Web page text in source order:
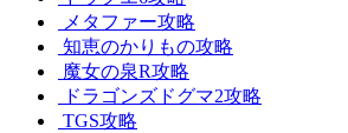
メタファー攻略
知恵のかりもの攻略
魔女の泉R攻略
ドラゴンズドグマ2攻略
TGS攻略